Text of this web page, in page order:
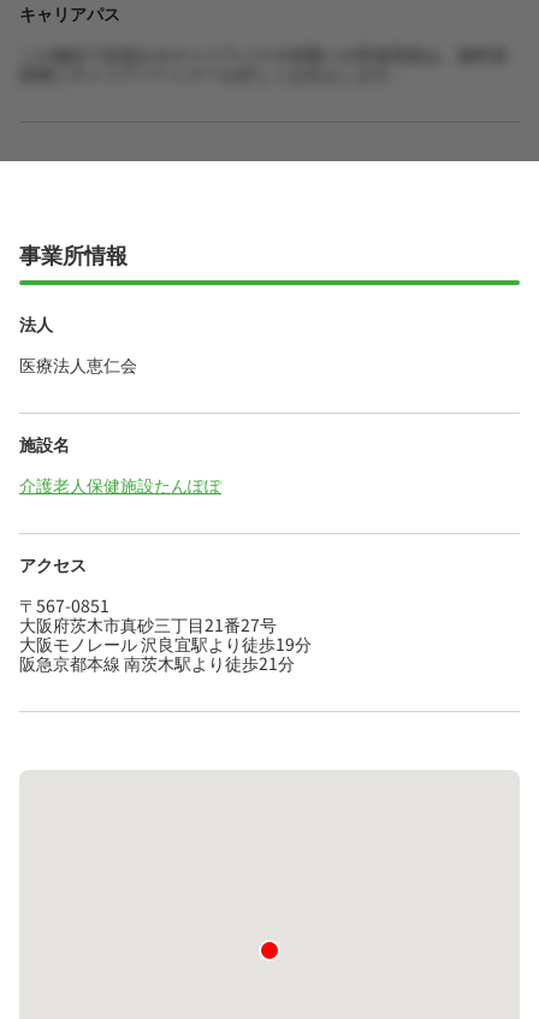
キャリアパス
事業所情報
法人
医療法人恵仁会
施設名
介護老人保健施設たんぽぽ
アクセス
〒567-0851
大阪府茨木市真砂三丁目21番27号
大阪モノレール 沢良宜駅より徒歩19分
阪急京都本線 南茨木駅より徒歩21分